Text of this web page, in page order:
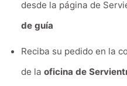
desde la página de
de guía
Reciba su pedido en la
de la oficina de